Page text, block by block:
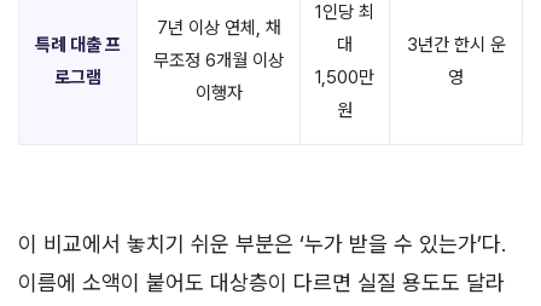
특례 대출 프
로그램
7년 이상 연체, 채
무조정 6개월 이상
이행자
1인당 최
대
1,500만
원
3년간 한시 운
영
이 비교에서 놓치기 쉬운 부분은 ‘누가 받을 수 있는가’다.
이름에 소액이 붙어도 대상층이 다르면 실질 용도도 달라